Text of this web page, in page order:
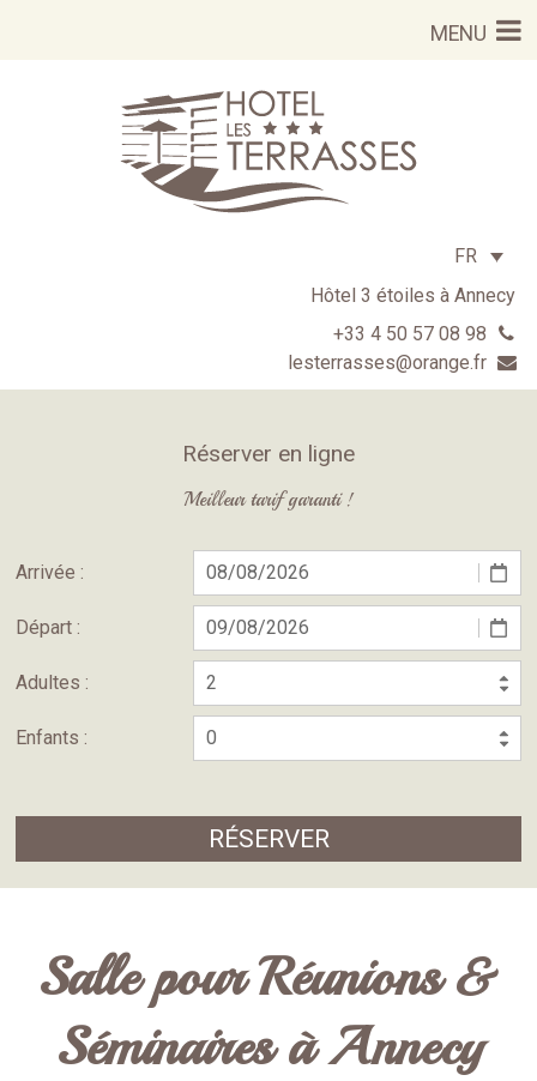
MENU
FR
Hôtel 3 étoiles à Annecy
+33 4 50 57 08 98
lesterrasses@orange.fr
Réserver en ligne
Meilleur tarif garanti !
Arrivée :
Départ :
Adultes :
Enfants :
Salle pour Réunions &
Séminaires à Annecy